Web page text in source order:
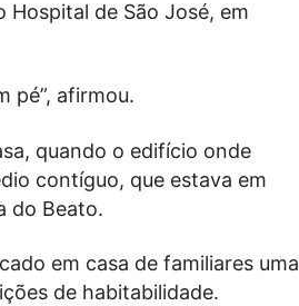
de São José, em
pé”, afirmou.
quando o edifício onde
contíguo, que estava em
do Beato.
em casa de familiares uma
de habitabilidade.